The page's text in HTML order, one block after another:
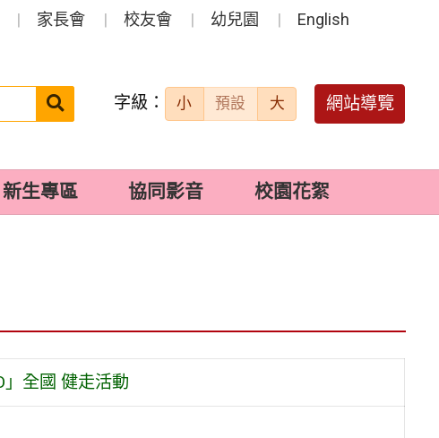
家長會 校友會 幼兒園 English
搜
送出 字級： 小 預設 大 網站導覽
新生專區 協同影音 校園花絮
全國 健走活動